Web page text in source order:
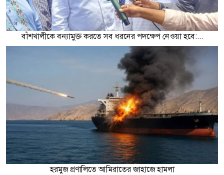
বাঁশখালীকে বন্যামুক্ত করতে সব ধরনের পদক্ষেপ নেওয়া হবে:...
হরমুজ প্রণালিতে আমিরাতের জাহাজে হামলা